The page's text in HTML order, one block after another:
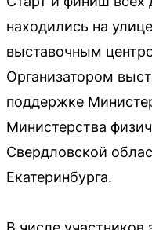
находились на
выставочным
Организатором
поддержке
Министерства
Свердловской
Екатеринбурга.